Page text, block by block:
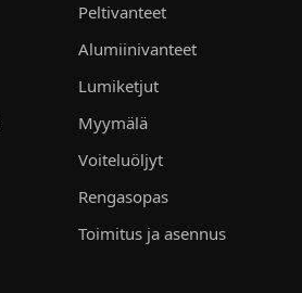
Peltivanteet
Alumiinivanteet
Lumiketjut
Myymälä
Voiteluöljyt
Rengasopas
Toimitus ja asennus